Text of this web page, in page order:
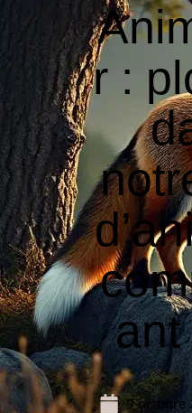
r :
ant
9 octobre